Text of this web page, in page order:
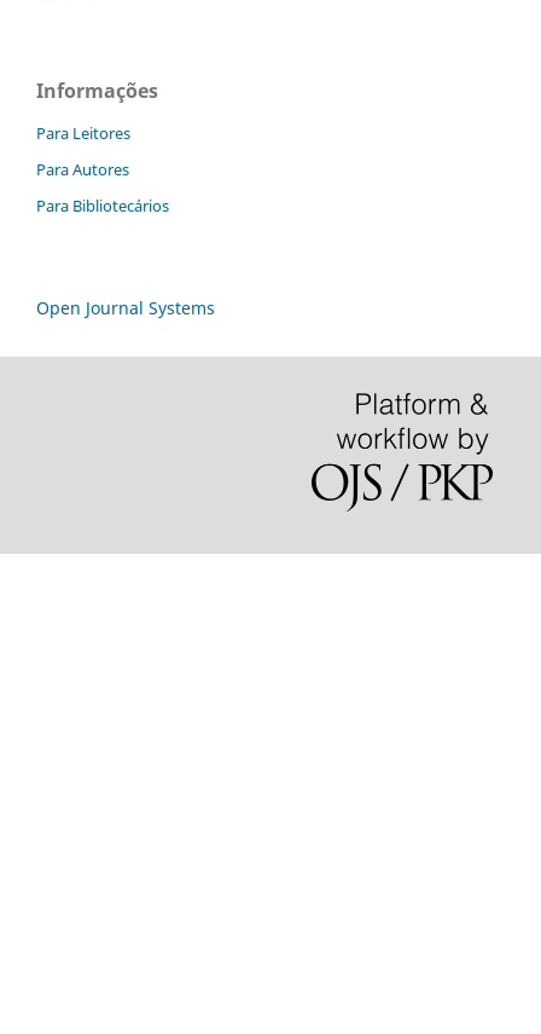
Informações
Para Leitores
Para Autores
Para Bibliotecários
Open Journal Systems